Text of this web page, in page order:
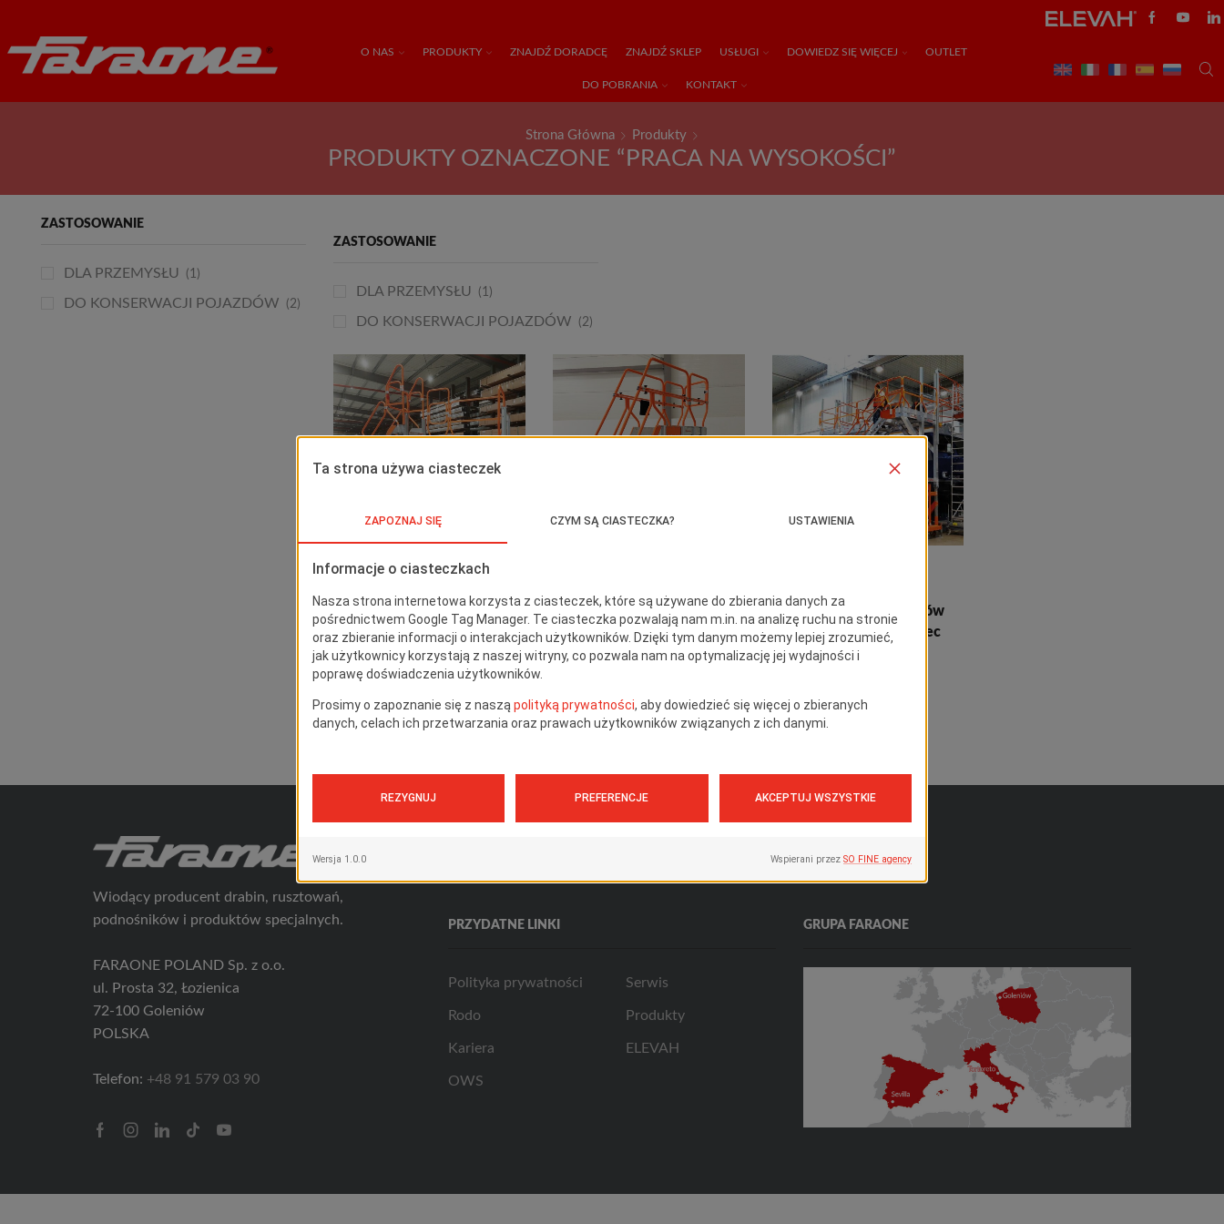
O NAS PRODUKTY ZNAJDŹ DORADCĘ ZNAJDŹ SKLEP USŁUGI DOWIEDZ SIĘ WIĘCEJ OUTLET
DO POBRANIA KONTAKT
Strona Główna Produkty
PRODUKTY OZNACZONE “PRACA NA WYSOKOŚCI”
ZASTOSOWANIE
DLA PRZEMYSŁU (1)
DO KONSERWACJI POJAZDÓW (2)
Produkty specjalne
wysokością Spec PK102
składanymi barierkami Spec
PK071
serwisowania pojazdów
szynowych – kod spec
TZ0172
ZASTOSOWANIE
DLA PRZEMYSŁU (1)
DO KONSERWACJI POJAZDÓW (2)
Wiodący producent drabin, rusztowań,
podnośników i produktów specjalnych.
FARAONE POLAND Sp. z o.o.
ul. Prosta 32, Łozienica
72-100 Goleniów
POLSKA
Telefon: +48 91 579 03 90
FacebookInstagram
Linkedin
Tik-
Youtube
PRZYDATNE LINKI
Polityka prywatności
Rodo
Kariera
OWS
Serwis
Produkty
ELEVAH
GRUPA FARAONE